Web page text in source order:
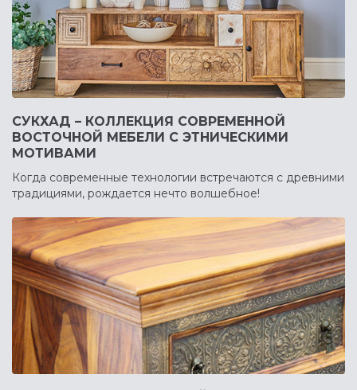
СУКХАД – КОЛЛЕКЦИЯ СОВРЕМЕННОЙ
ВОСТОЧНОЙ МЕБЕЛИ С ЭТНИЧЕСКИМИ
МОТИВАМИ
Когда современные технологии встречаются с древними
традициями, рождается нечто волшебное!